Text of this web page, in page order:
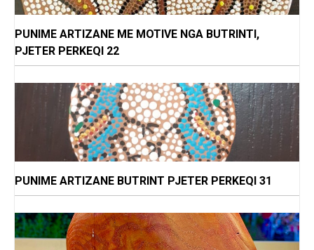
PUNIME ARTIZANE ME MOTIVE NGA BUTRINTI,
PJETER PERKEQI 22
PUNIME ARTIZANE BUTRINT PJETER PERKEQI 31